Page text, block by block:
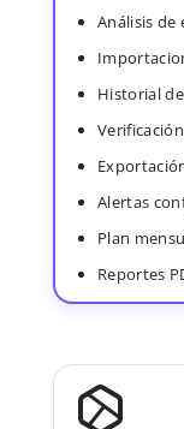
Análisis de
Historial
Alertas
Plan
Reportes